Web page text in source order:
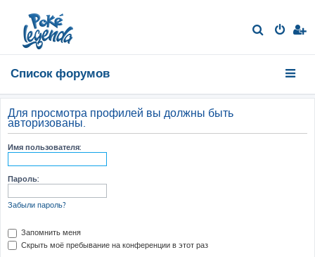
к
Список форумов
Для просмотра профилей вы должны быть
авторизованы.
Имя пользователя:
Пароль:
Забыли пароль?
Запомнить меня
Скрыть моё пребывание на конференции в этот раз